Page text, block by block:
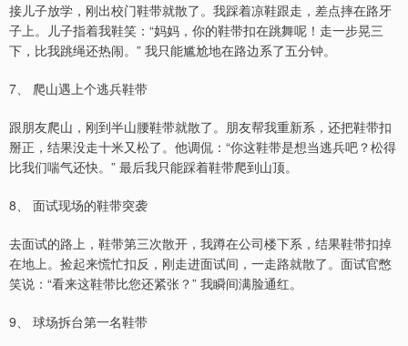
接儿子放学，刚出校门鞋带就散了。我踩着凉鞋跟走，差点摔在路牙
子上。儿子指着我鞋笑：“妈妈，你的鞋带扣在跳舞呢！走一步晃三
下，比我跳绳还热闹。” 我只能尴尬地在路边系了五分钟。
7、 爬山遇上个逃兵鞋带
跟朋友爬山，刚到半山腰鞋带就散了。朋友帮我重新系，还把鞋带扣
掰正，结果没走十米又松了。他调侃：“你这鞋带是想当逃兵吧？松得
比我们喘气还快。” 最后我只能踩着鞋带爬到山顶。
8、 面试现场的鞋带突袭
去面试的路上，鞋带第三次散开，我蹲在公司楼下系，结果鞋带扣掉
在地上。捡起来慌忙扣反，刚走进面试间，一走路就散了。面试官憋
笑说：“看来这鞋带比您还紧张？” 我瞬间满脸通红。
9、 球场拆台第一名鞋带